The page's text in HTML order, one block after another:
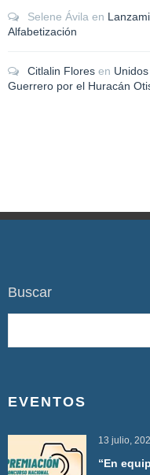
Selene Ávila en
Alfabetización
Citlalin Flores en
Guerrero por el Huracán
Buscar
EVENTOS
13 julio,
“En